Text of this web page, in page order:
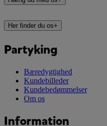
Her finder du os+
Partyking
Bæredygtighed
Kundebilleder
Kundebedømmelser
Om os
Information